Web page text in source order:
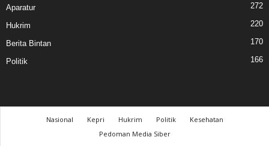
Aparatur 272
Hukrim 220
Berita Bintan 170
Politik 166
Nasional Kepri Hukrim Politik
Kesehatan
Pedoman Media Siber